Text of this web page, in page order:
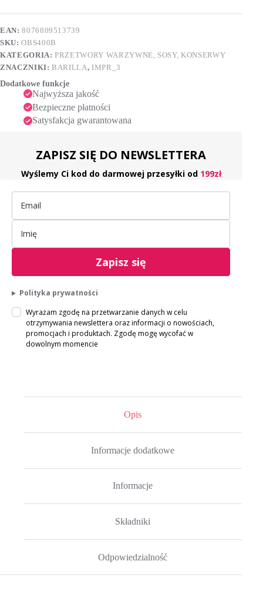
400
r
a
t
i
v
:
EAN:8076809513739
SKU:OBS400B
KATEGORIA:PRZETWORY WARZYWNE, SOSY, KONSERWY
ZNACZNIKI:BARILLA, IMPR_3
Dodatkowe funkcje
Najwyższa jakość
Bezpieczne płatności
Satysfakcja gwarantowana
ZAPISZ SIĘ DO NEWSLETTERA
Wyślemy Ci kod do darmowej przesyłki od 199zł
Zapisz się
Polityka prywatności
Wyrażam zgodę na przetwarzanie danych w celu
otrzymywania newslettera oraz informacji o nowościach,
promocjach i produktach. Zgodę mogę wycofać w
dowolnym momencie
Opis
Informacje dodatkowe
Informacje
Składniki
Odpowiedzialność